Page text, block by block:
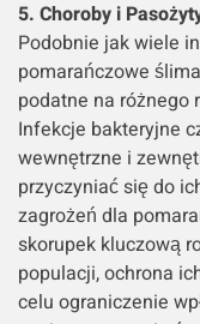
5. Choroby i
Podobnie jak wiele
pomarańczowe
podatne na różnego
Infekcje bakteryjne
wewnętrzne i
przyczyniać się do
zagrożeń dla
skorupek kluczową
populacji, ochrona
celu ograniczenie